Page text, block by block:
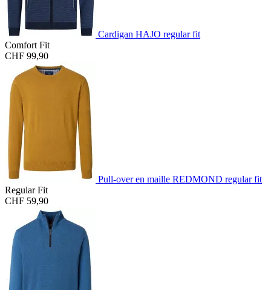
Cardigan HAJO regular fit
Comfort Fit
CHF 99,90
Pull-over en maille REDMOND regular fit
Regular Fit
CHF 59,90